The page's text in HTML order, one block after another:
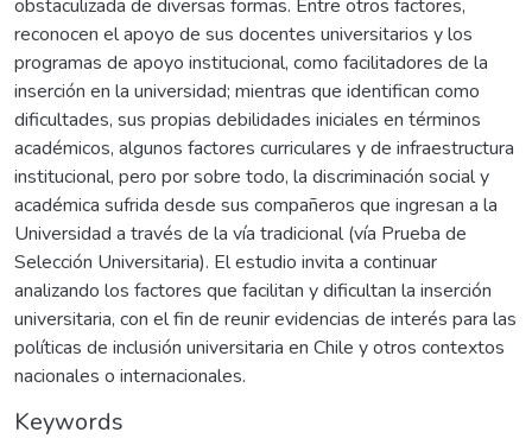
obstaculizada de diversas formas. Entre otros factores,
reconocen el apoyo de sus docentes universitarios y los
programas de apoyo institucional, como facilitadores de la
inserción en la universidad; mientras que identifican como
dificultades, sus propias debilidades iniciales en términos
académicos, algunos factores curriculares y de infraestructura
institucional, pero por sobre todo, la discriminación social y
académica sufrida desde sus compañeros que ingresan a la
Universidad a través de la vía tradicional (vía Prueba de
Selección Universitaria). El estudio invita a continuar
analizando los factores que facilitan y dificultan la inserción
universitaria, con el fin de reunir evidencias de interés para las
políticas de inclusión universitaria en Chile y otros contextos
nacionales o internacionales.
Keywords